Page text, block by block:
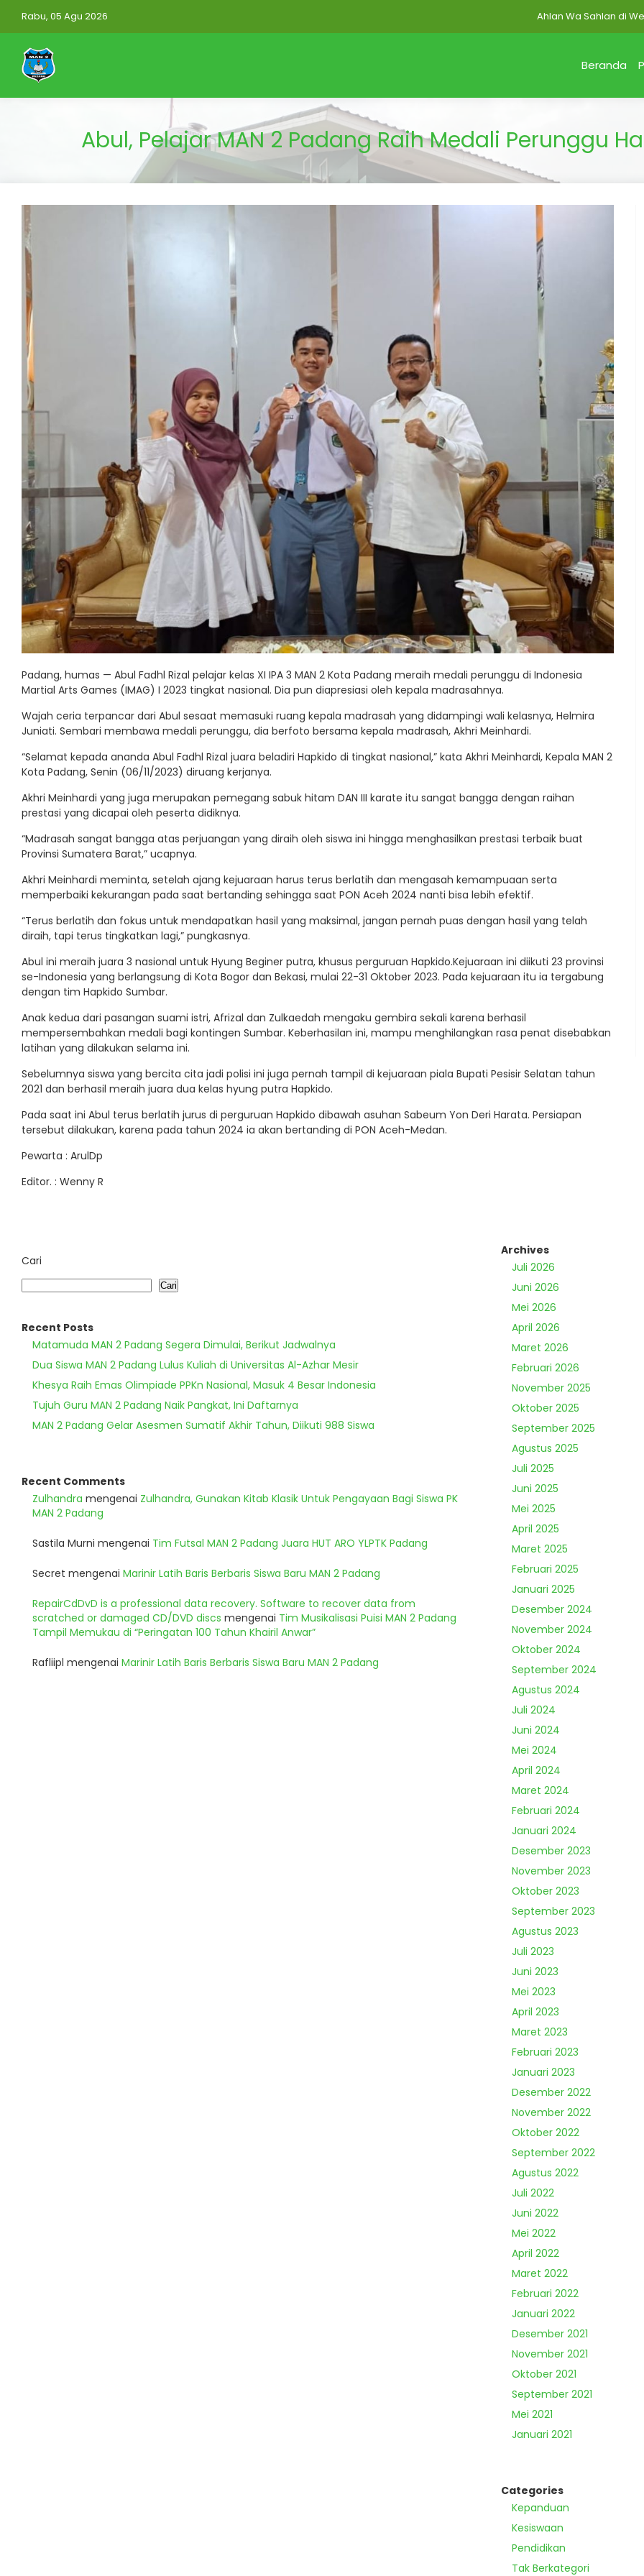
Rabu, 05 Agu 2026 Ahlan Wa Sahlan di Website
Beranda
Abul, Pelajar MAN 2 Padang Raih Medali Perunggu
Padang, humas — Abul Fadhl Rizal pelajar kelas XI IPA 3 MAN 2 Kota Padang meraih medali perunggu di Indonesia
Martial Arts Games (IMAG) I 2023 tingkat nasional. Dia pun diapresiasi oleh kepala madrasahnya.
Wajah ceria terpancar dari Abul sesaat memasuki ruang kepala madrasah yang didampingi wali kelasnya, Helmira
Juniati. Sembari membawa medali perunggu, dia berfoto bersama kepala madrasah, Akhri Meinhardi.
“Selamat kepada ananda Abul Fadhl Rizal juara beladiri Hapkido di tingkat nasional,” kata Akhri Meinhardi, Kepala MAN 2
Kota Padang, Senin (06/11/2023) diruang kerjanya.
Akhri Meinhardi yang juga merupakan pemegang sabuk hitam DAN III karate itu sangat bangga dengan raihan
prestasi yang dicapai oleh peserta didiknya.
“Madrasah sangat bangga atas perjuangan yang diraih oleh siswa ini hingga menghasilkan prestasi terbaik buat
Provinsi Sumatera Barat,” ucapnya.
Akhri Meinhardi meminta, setelah ajang kejuaraan harus terus berlatih dan mengasah kemampuaan serta
memperbaiki kekurangan pada saat bertanding sehingga saat PON Aceh 2024 nanti bisa lebih efektif.
“Terus berlatih dan fokus untuk mendapatkan hasil yang maksimal, jangan pernah puas dengan hasil yang telah
diraih, tapi terus tingkatkan lagi,” pungkasnya.
Abul ini meraih juara 3 nasional untuk Hyung Beginer putra, khusus perguruan Hapkido.Kejuaraan ini diikuti 23 provinsi
se-Indonesia yang berlangsung di Kota Bogor dan Bekasi, mulai 22-31 Oktober 2023. Pada kejuaraan itu ia tergabung
dengan tim Hapkido Sumbar.
Anak kedua dari pasangan suami istri, Afrizal dan Zulkaedah mengaku gembira sekali karena berhasil
mempersembahkan medali bagi kontingen Sumbar. Keberhasilan ini, mampu menghilangkan rasa penat disebabkan
latihan yang dilakukan selama ini.
Sebelumnya siswa yang bercita cita jadi polisi ini juga pernah tampil di kejuaraan piala Bupati Pesisir Selatan tahun
2021 dan berhasil meraih juara dua kelas hyung putra Hapkido.
Pada saat ini Abul terus berlatih jurus di perguruan Hapkido dibawah asuhan Sabeum Yon Deri Harata. Persiapan
tersebut dilakukan, karena pada tahun 2024 ia akan bertanding di PON Aceh-Medan.
Pewarta : ArulDp
Editor. : Wenny R
Cari
Cari
Recent Posts
Matamuda MAN 2 Padang Segera Dimulai, Berikut Jadwalnya
Dua Siswa MAN 2 Padang Lulus Kuliah di Universitas Al-Azhar Mesir
Khesya Raih Emas Olimpiade PPKn Nasional, Masuk 4 Besar Indonesia
Tujuh Guru MAN 2 Padang Naik Pangkat, Ini Daftarnya
MAN 2 Padang Gelar Asesmen Sumatif Akhir Tahun, Diikuti 988 Siswa
Recent Comments
Zulhandra mengenai Zulhandra, Gunakan Kitab Klasik Untuk Pengayaan Bagi Siswa PK
MAN 2 Padang
Sastila Murni mengenai Tim Futsal MAN 2 Padang Juara HUT ARO YLPTK Padang
Secret mengenai Marinir Latih Baris Berbaris Siswa Baru MAN 2 Padang
RepairCdDvD is a professional data recovery. Software to recover data from
scratched or damaged CD/DVD discs mengenai Tim Musikalisasi Puisi MAN 2 Padang
Tampil Memukau di “Peringatan 100 Tahun Khairil Anwar”
Rafliipl mengenai Marinir Latih Baris Berbaris Siswa Baru MAN 2 Padang
Archives
Juli 2026
Juni 2026
Mei 2026
April 2026
Maret 2026
Februari 2026
November 2025
Oktober 2025
September 2025
Agustus 2025
Juli 2025
Juni 2025
Mei 2025
April 2025
Maret 2025
Februari 2025
Januari 2025
Desember 2024
November 2024
Oktober 2024
September 2024
Agustus 2024
Juli 2024
Juni 2024
Mei 2024
April 2024
Maret 2024
Februari 2024
Januari 2024
Desember 2023
November 2023
Oktober 2023
September 2023
Agustus 2023
Juli 2023
Juni 2023
Mei 2023
April 2023
Maret 2023
Februari 2023
Januari 2023
Desember 2022
November 2022
Oktober 2022
September 2022
Agustus 2022
Juli 2022
Juni 2022
Mei 2022
April 2022
Maret 2022
Februari 2022
Januari 2022
Desember 2021
November 2021
Oktober 2021
September 2021
Mei 2021
Januari 2021
Categories
Kepanduan
Kesiswaan
Pendidikan
Tak Berkategori